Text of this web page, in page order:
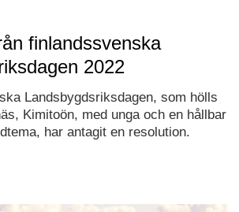
finlandssvenska
2022
Landsbygdsriksdagen, som hölls
Kimitoön, med unga och en hållbar
har antagit en resolution.